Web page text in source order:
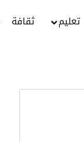
تعليم ثقافة